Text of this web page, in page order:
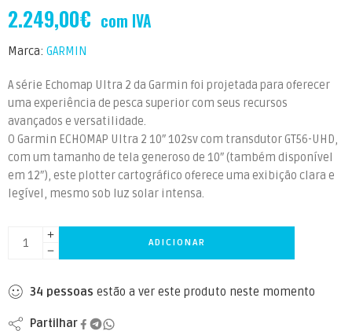
2.249,00€ com IVA
Marca: GARMIN
A série Echomap Ultra 2 da Garmin foi projetada para oferecer
uma experiência de pesca superior com seus recursos
avançados e versatilidade.
O Garmin ECHOMAP Ultra 2 10″ 102sv com transdutor GT56-UHD,
com um tamanho de tela generoso de 10″ (também disponível
em 12″), este plotter cartográfico oferece uma exibição clara e
legível, mesmo sob luz solar intensa.
ADICIONAR
34 pessoas estão a ver este produto neste momento
Partilhar